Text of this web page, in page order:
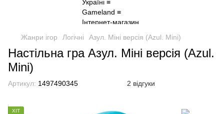
Жанри ігор Логічні Азул. Міні версія (Azul. Mini)
Настільна гра Азул. Міні версія (Azul.
Mini)
Артикул: 1497490345 2 відгуки
ХІТ